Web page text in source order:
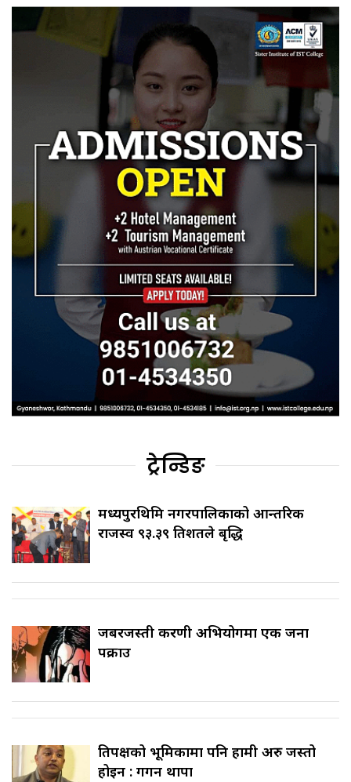
ट्रेन्डिङ
मध्यपुरथिमि नगरपालिकाको आन्तरिक
राजस्व ९३.३९ प्रतिशतले बृद्धि
जबरजस्ती करणी अभियोगमा एक जना
पक्राउ
प्रतिपक्षको भूमिकामा पनि हामी अरु जस्तो
होइन : गगन थापा